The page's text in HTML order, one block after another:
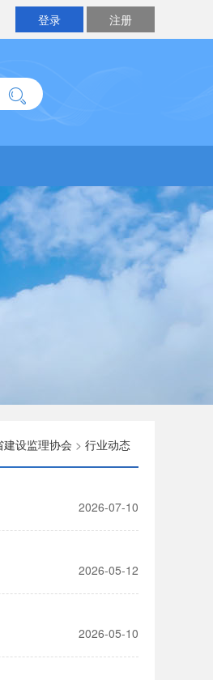
注册
登录
建设监理协会 > 行业动态
2026-07-10
2026-05-12
2026-05-10